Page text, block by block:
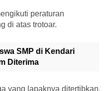
peraturan
di atas trotoar.
SMP di Kendari
Diterima
yang lapaknya ditertibkan,